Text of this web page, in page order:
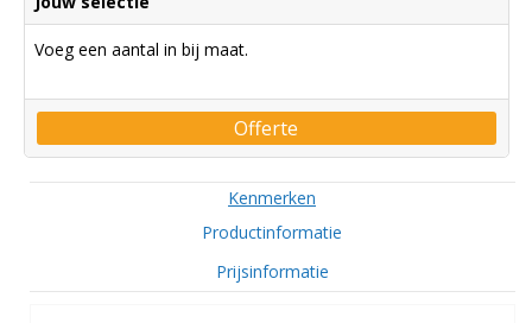
Voeg een aantal in bij maat.
Offerte
Kenmerken
Productinformatie
Prijsinformatie